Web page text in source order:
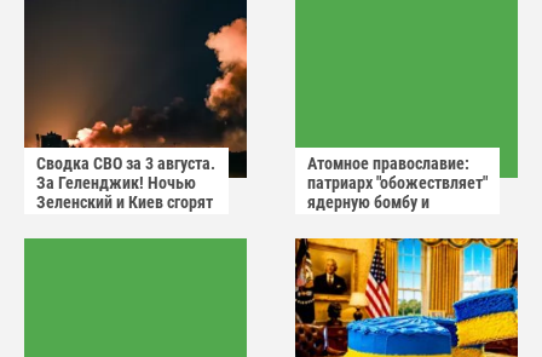
Сводка СВО за 3 августа.
За Геленджик! Ночью
Зеленский и Киев сгорят
Атомное православие:
патриарх "обожествляет"
ядерную бомбу и
"апокалиптических
сценариев"